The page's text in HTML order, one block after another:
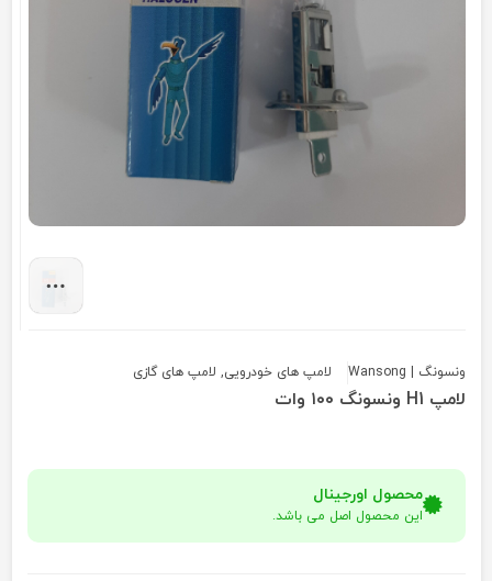
ونسونگ | Wansong لامپ های خودرویی, لامپ های گازی
لامپ H1 ونسونگ ۱۰۰ وات
محصول اورجینال
این محصول اصل می باشد.